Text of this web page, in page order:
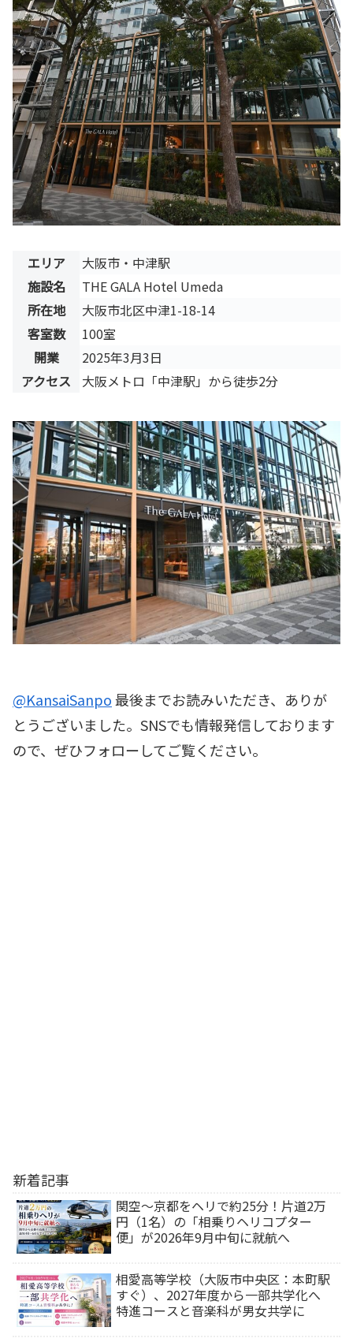
エリア
大阪市・中津駅
施設名
THE GALA Hotel Umeda
所在地
大阪市北区中津1-18-14
客室数
100室
開業
2025年3月3日
アクセス
大阪メトロ「中津駅」から徒歩2分
@KansaiSanpo最後までお読みいただき、ありが
とうございました。SNSでも情報発信しております
ので、ぜひフォローしてご覧ください。
新着記事
関空～京都をヘリで約25分！片道2万
円（1名）の「相乗りヘリコプター
便」が2026年9月中旬に就航へ
相愛高等学校（大阪市中央区：本町駅
すぐ）、2027年度から一部共学化へ
特進コースと音楽科が男女共学に